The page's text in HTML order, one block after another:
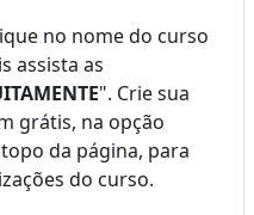
no nome do curso
assista as
". Crie sua
grátis, na opção
da página, para
do curso.